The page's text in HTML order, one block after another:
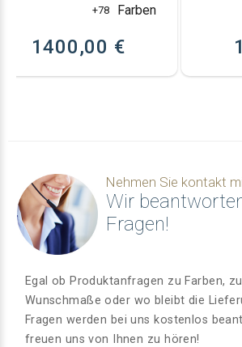
+78 Farben
1400,00 €
Nehmen Sie kontakt
Wir
Fragen!
Egal ob Produktanfragen zu Farben,
Wunschmaße oder wo bleibt die
Fragen werden bei uns kostenlos
freuen uns von Ihnen zu hören!